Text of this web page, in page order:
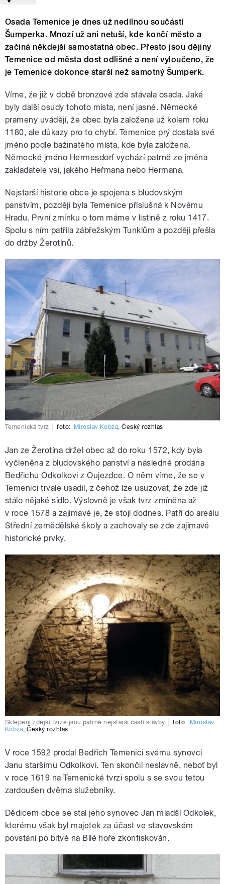
Osada Temenice je dnes už nedílnou součástí
Šumperka. Mnozí už ani netuší, kde končí město a
začíná někdejší samostatná obec. Přesto jsou dějiny
Temenice od města dost odlišné a není vyloučeno, že
je Temenice dokonce starší než samotný Šumperk.
Víme, že již v době bronzové zde stávala osada. Jaké
byly další osudy tohoto místa, není jasné. Německé
prameny uvádějí, že obec byla založena už kolem roku
1180, ale důkazy pro to chybí. Temenice prý dostala své
jméno podle bažinatého místa, kde byla založena.
Německé jméno Hermesdorf vychází patrně ze jména
zakladatele vsi, jakého Heřmana nebo Hermana.
Nejstarší historie obce je spojena s bludovským
panstvím, později byla Temenice příslušná k Novému
Hradu. První zmínku o tom máme v listině z roku 1417.
Spolu s ním patřila zábřežským Tunklům a později přešla
do držby Žerotínů.
Temenická tvrz foto: Miroslav Kobza,Český rozhlas
Jan ze Žerotína držel obec až do roku 1572, kdy byla
vyčleněna z bludovského panství a následně prodána
Bedřichu Odkolkovi z Oujezdce. O něm víme, že se v
Temenici trvale usadil, z čehož lze usuzovat, že zde již
stálo nějaké sídlo. Výslovně je však tvrz zmíněna až
v roce 1578 a zajímavé je, že stojí dodnes. Patří do areálu
Střední zemědělské školy a zachovaly se zde zajímavé
historické prvky.
Sklepení zdejší tvrze jsou patrně nejstarší částí stavby foto:
Miroslav
Kobza,Český rozhlas
V roce 1592 prodal Bedřich Temenici svému synovci
Janu staršímu Odkolkovi. Ten skončil neslavně, neboť byl
v roce 1619 na Temenické tvrzi spolu s se svou tetou
zardoušen dvěma služebníky.
Dědicem obce se stal jeho synovec Jan mladší Odkolek,
kterému však byl majetek za účast ve stavovském
povstání po bitvě na Bílé hoře zkonfiskován.